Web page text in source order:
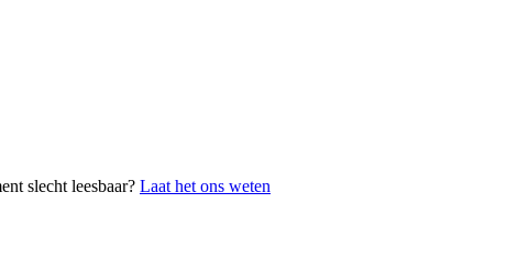
slecht leesbaar? Laat het ons weten